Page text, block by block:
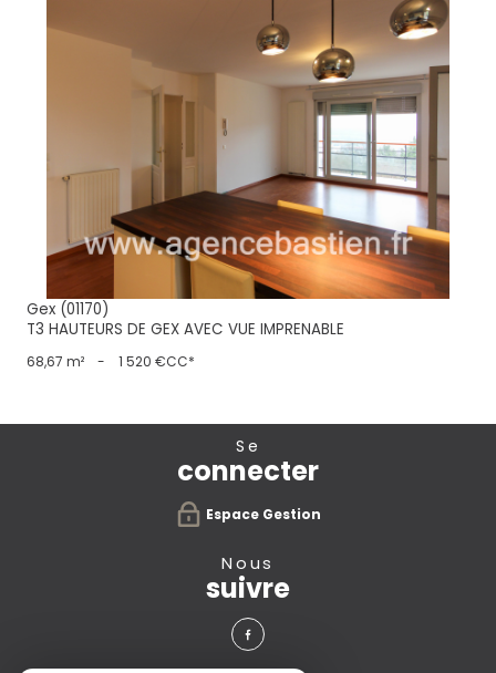
voir le bien
Gex (01170)
T3 HAUTEURS DE GEX AVEC VUE IMPRENABLE
68,67 m² - 1 520 €CC*
se
connecter
Espace Gestion
nous
suivre